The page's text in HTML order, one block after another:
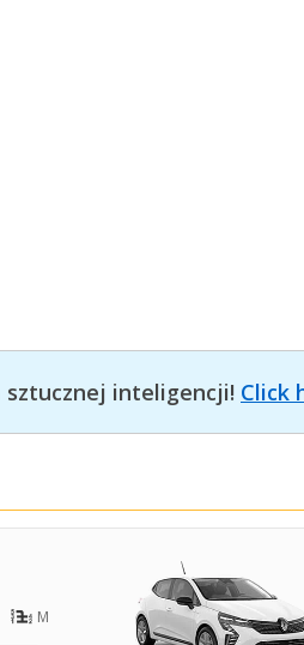
inteligencji! Click
M